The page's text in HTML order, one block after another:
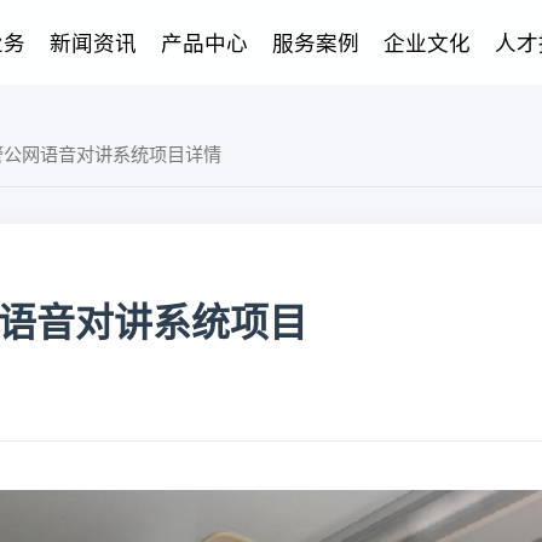
新闻资讯 产品中心 服务案例 企业文化 人
网语音对讲系统项目详情
音对讲系统项目